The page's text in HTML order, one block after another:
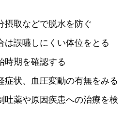
摂取などで脱水を防ぐ
は誤嚥しにくい体位をとる
時期を確認する
症状、血圧変動の有無をみる
吐薬や原因疾患への治療を検